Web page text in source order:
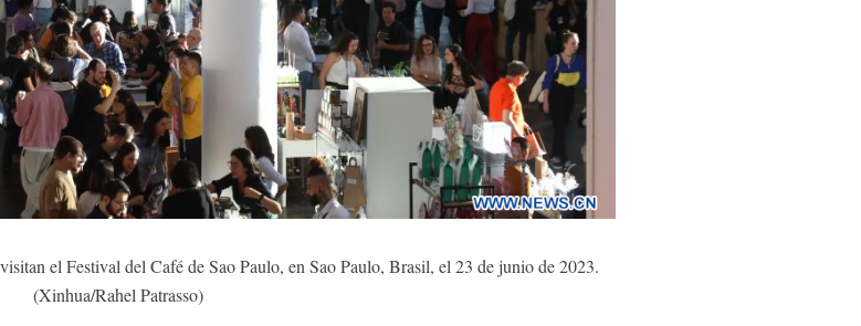
el Festival del Café de Sao Paulo, en Sao Paulo, Brasil, el 23 de junio de 2023.
(Xinhua/Rahel Patrasso)